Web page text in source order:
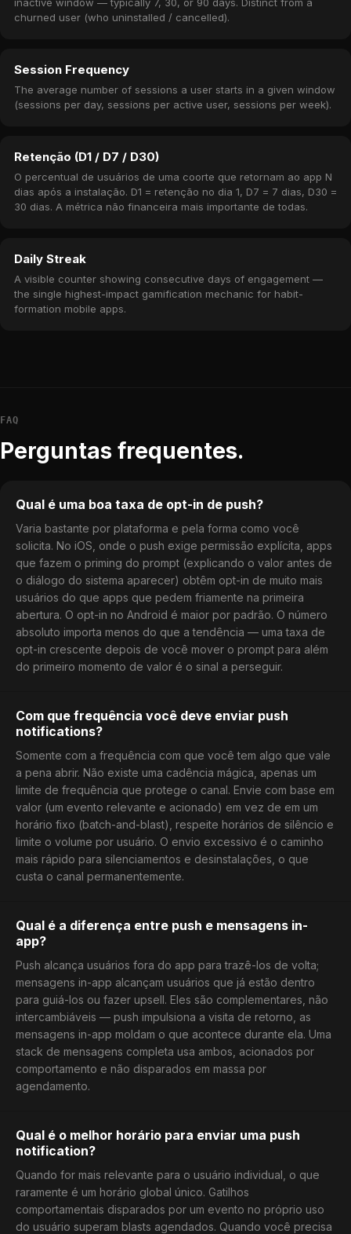
churned user (who uninstalled / cancelled).
Session Frequency
The average number of sessions a user starts in a given window
(sessions per day, sessions per active user, sessions per week).
Retenção (D1 / D7 / D30)
O percentual de usuários de uma coorte que retornam ao app N
dias após a instalação. D1 = retenção no dia 1, D7 = 7 dias, D30 =
30 dias. A métrica não financeira mais importante de todas.
Daily Streak
A visible counter showing consecutive days of engagement —
the single highest-impact gamification mechanic for habit-
formation mobile apps.
FAQ
Perguntas frequentes.
Qual é uma boa taxa de opt-in de push?
Varia bastante por plataforma e pela forma como você
solicita. No iOS, onde o push exige permissão explícita, apps
que fazem o priming do prompt (explicando o valor antes de
o diálogo do sistema aparecer) obtêm opt-in de muito mais
usuários do que apps que pedem friamente na primeira
abertura. O opt-in no Android é maior por padrão. O número
absoluto importa menos do que a tendência — uma taxa de
opt-in crescente depois de você mover o prompt para além
do primeiro momento de valor é o sinal a perseguir.
Com que frequência você deve enviar push
notifications?
Somente com a frequência com que você tem algo que vale
a pena abrir. Não existe uma cadência mágica, apenas um
limite de frequência que protege o canal. Envie com base em
valor (um evento relevante e acionado) em vez de em um
horário fixo (batch-and-blast), respeite horários de silêncio e
limite o volume por usuário. O envio excessivo é o caminho
mais rápido para silenciamentos e desinstalações, o que
custa o canal permanentemente.
Qual é a diferença entre push e mensagens in-
app?
Push alcança usuários fora do app para trazê-los de volta;
mensagens in-app alcançam usuários que já estão dentro
para guiá-los ou fazer upsell. Eles são complementares, não
intercambiáveis — push impulsiona a visita de retorno, as
mensagens in-app moldam o que acontece durante ela. Uma
stack de mensagens completa usa ambos, acionados por
comportamento e não disparados em massa por
agendamento.
Qual é o melhor horário para enviar uma push
notification?
Quando for mais relevante para o usuário individual, o que
raramente é um horário global único. Gatilhos
comportamentais disparados por um evento no próprio uso
do usuário superam blasts agendados. Quando você precisa